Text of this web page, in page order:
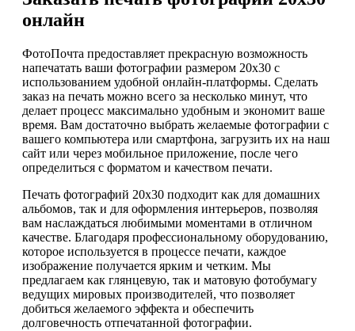
онлайн
ФотоПочта предоставляет прекрасную возможность
напечатать ваши фотографии размером 20x30 с
использованием удобной онлайн-платформы. Сделать
заказ на печать можно всего за несколько минут, что
делает процесс максимально удобным и экономит ваше
время. Вам достаточно выбрать желаемые фотографии с
вашего компьютера или смартфона, загрузить их на наш
сайт или через мобильное приложение, после чего
определиться с форматом и качеством печати.
Печать фотографий 20х30 подходит как для домашних
альбомов, так и для оформления интерьеров, позволяя
вам наслаждаться любимыми моментами в отличном
качестве. Благодаря профессиональному оборудованию,
которое используется в процессе печати, каждое
изображение получается ярким и четким. Мы
предлагаем как глянцевую, так и матовую фотобумагу
ведущих мировых производителей, что позволяет
добиться желаемого эффекта и обеспечить
долговечность отпечатанной фотографии.